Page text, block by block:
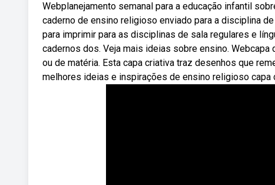
Webplanejamento semanal para a educação infantil
caderno de ensino religioso enviado para a disciplina
para imprimir para as disciplinas de sala regulares e
cadernos dos. Veja mais ideias sobre ensino.
ou de matéria. Esta capa criativa traz desenhos que
melhores ideias e inspirações de ensino religioso capa